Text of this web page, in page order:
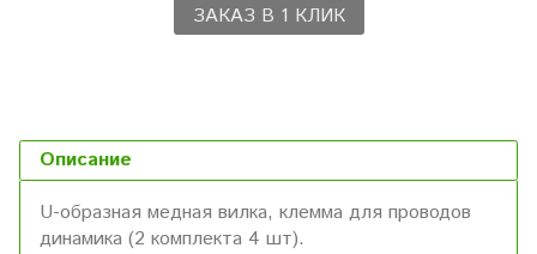
ЗАКАЗ В 1 КЛИК
Описание
U-образная медная вилка, клемма для проводов
динамика (2 комплекта 4 шт).